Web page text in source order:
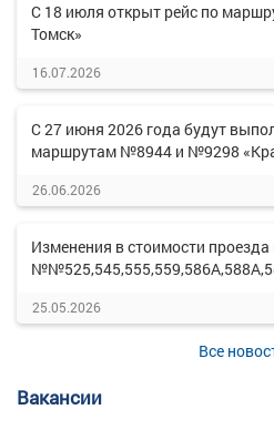
С 18 июля открыт рейс по
Томск»
16.07.2026
С 27 июня 2026 года будут
маршрутам №8944 и №9298
26.06.2026
Изменения в стоимости
25.05.2026
Все
Вакансии